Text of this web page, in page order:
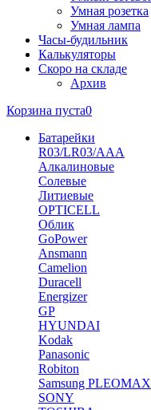
Умная розетка
Умная лампа
Часы-будильник
Калькуляторы
Скоро на складе
Архив
Корзина пуста0
Батарейки
R03/LR03/AAA
Алкалиновые
Солевые
Литиевые
OPTICELL
Облик
GoPower
Ansmann
Camelion
Duracell
Energizer
GP
HYUNDAI
Kodak
Panasonic
Robiton
Samsung PLEOMAX
SONY